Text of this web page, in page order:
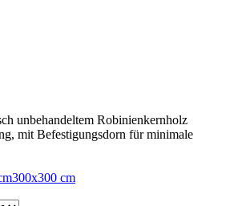
unbehandeltem Robinienkernholz
mit Befestigungsdorn für minimale
300x300 cm